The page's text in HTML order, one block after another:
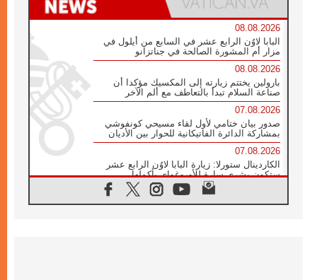
08.08.2026
البابا لاوُن الرابع عشر في السابع من أيلول في
مزار أم المشورة الصالحة في جناتزانو
08.08.2026
بارولين يختتم زيارته إلى المكسيك مؤكدا أن
صناعة السلام تبدأ بالتعاطف مع ألم الآخر
07.08.2026
صدور بيان ختامي لأول لقاء مسيحي كونفوشي
بمشاركة الدائرة الفاتيكانية للحوار بين الأديان
07.08.2026
الكاردينال ستورلا: زيارة البابا لاوُن الرابع عشر
ستكون بشرى سارة للأوروغواي بأكملها
الفاتيكان يعلن برنامج الزيارة الرسولية للبابا لاوُن